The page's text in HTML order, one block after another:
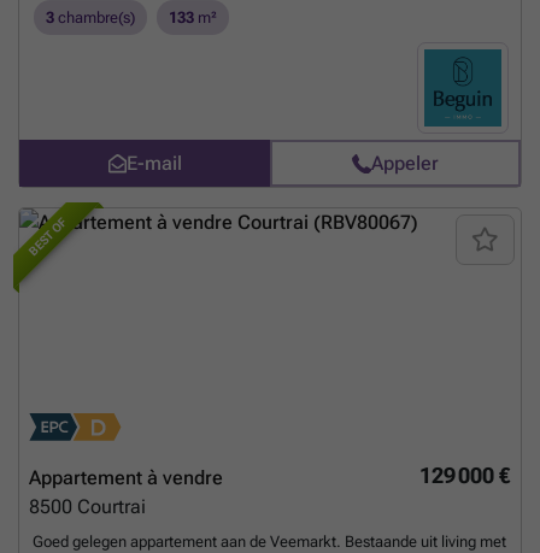
3 chambre(s) 133 m²
E-mail Appeler
BEST OF
129 000 €
Appartement à vendre
8500 Courtrai
Goed gelegen appartement aan de Veemarkt. Bestaande uit living met